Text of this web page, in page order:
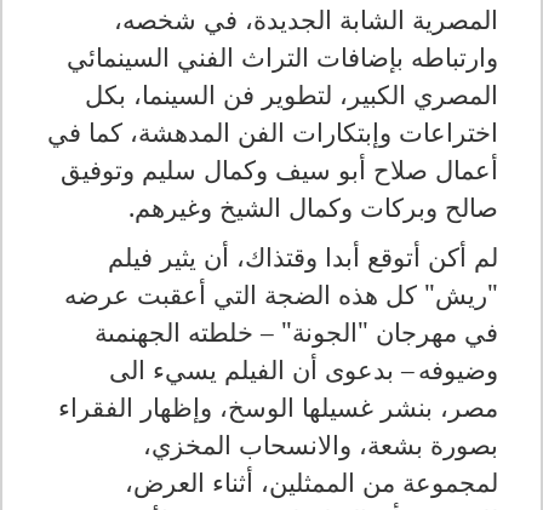
المصرية الشابة الجديدة، في شخصه،
وارتباطه بإضافات التراث الفني السينمائي
المصري الكبير، لتطوير فن السينما، بكل
اختراعات وإبتكارات الفن المدهشة، كما في
أعمال صلاح أبو سيف وكمال سليم وتوفيق
صالح وبركات وكمال الشيخ وغيرهم.
لم أكن أتوقع أبدا وقتذاك، أن يثير فيلم
"ريش" كل هذه الضجة التي أعقبت عرضه
في مهرجان "الجونة" – خلطته الجهنمىة
وضيوفه– بدعوى أن الفيلم يسيء الى
مصر، بنشر غسيلها الوسخ، وإظهار الفقراء
بصورة بشعة، والانسحاب المخزي،
لمجموعة من الممثلين، أثناء العرض،